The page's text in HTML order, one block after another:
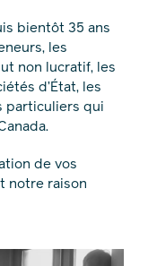
bientôt 35 ans
les
non lucratif, les
d’État, les
particuliers qui
de vos
notre raison